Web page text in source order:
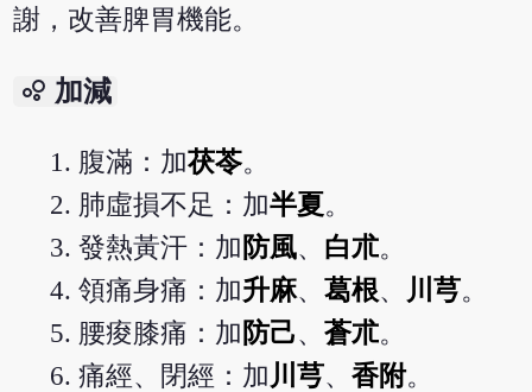
謝，改善脾胃機能。
bubble_chart 加減
腹滿：加茯苓。
肺虛損不足：加半夏。
發熱黃汗：加 防風、 白朮。
領痛身痛：加升麻、葛根、 川芎。
腰痠膝痛：加 防己、蒼朮。
痛經、閉經：加 川芎、香附。